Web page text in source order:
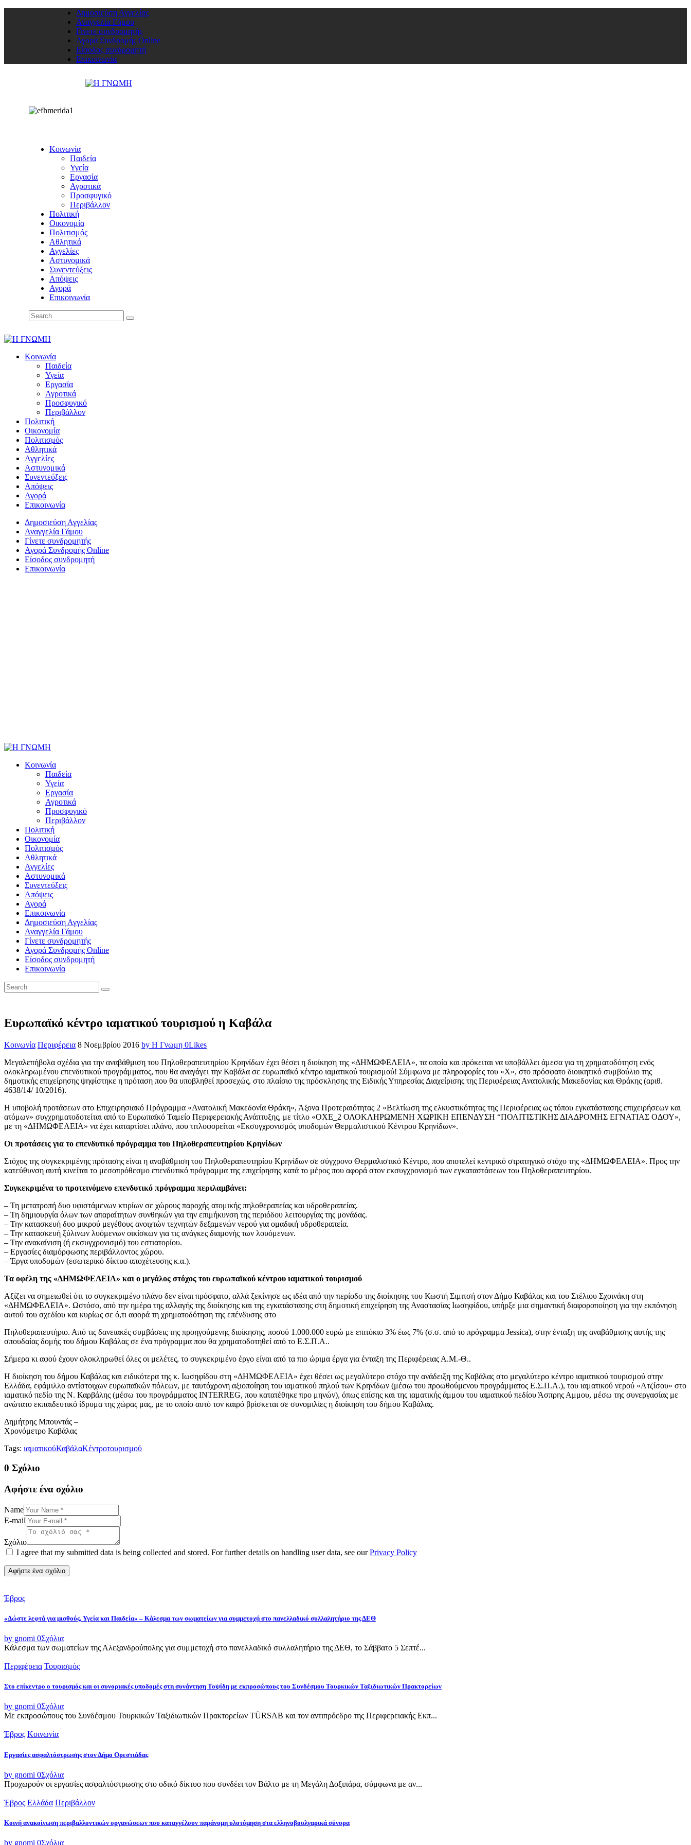
Δημοσιεύση Αγγελίας
Αναγγελία Γάμου
Γίνετε συνδρομητής
Αγορά Συνδρομής Online
Είσοδος συνδρομητή
Επικοινωνία
Κοινωνία
Παιδεία
Υγεία
Εργασία
Αγροτικά
Προσφυγικό
Περιβάλλον
Πολιτική
Οικονομία
Πολιτισμός
Αθλητικά
Αγγελίες
Αστυνομικά
Συνεντεύξεις
Απόψεις
Αγορά
Επικοινωνία
Κοινωνία
Παιδεία
Υγεία
Εργασία
Αγροτικά
Προσφυγικό
Περιβάλλον
Πολιτική
Οικονομία
Πολιτισμός
Αθλητικά
Αγγελίες
Αστυνομικά
Συνεντεύξεις
Απόψεις
Αγορά
Επικοινωνία
Δημοσιεύση Αγγελίας
Αναγγελία Γάμου
Γίνετε συνδρομητής
Αγορά Συνδρομής Online
Είσοδος συνδρομητή
Επικοινωνία
Κοινωνία
Παιδεία
Υγεία
Εργασία
Αγροτικά
Προσφυγικό
Περιβάλλον
Πολιτική
Οικονομία
Πολιτισμός
Αθλητικά
Αγγελίες
Αστυνομικά
Συνεντεύξεις
Απόψεις
Αγορά
Επικοινωνία
Δημοσιεύση Αγγελίας
Αναγγελία Γάμου
Γίνετε συνδρομητής
Αγορά Συνδρομής Online
Είσοδος συνδρομητή
Επικοινωνία
Ευρωπαϊκό κέντρο ιαματικού τουρισμού η Καβάλα
Κοινωνία Περιφέρεια 8 Νοεμβρίου 2016 by Η Γνωμη 0Likes
Μεγαλεπήβολα σχέδια για την αναβάθμιση του Πηλοθεραπευτηρίου Κρηνίδων έχει θέσει η διοίκηση της «ΔΗΜΩΦΕΛΕΙΑ», τα οποία και πρόκειται να υποβάλλει άμεσα για τη χρηματοδότηση ενός
ολοκληρωμένου επενδυτικού προγράμματος, που θα αναγάγει την Καβάλα σε ευρωπαϊκό κέντρο ιαματικού τουρισμού! Σύμφωνα με πληροφορίες του «Χ», στο πρόσφατο διοικητικό συμβούλιο της
δημοτικής επιχείρησης ψηφίστηκε η πρόταση που θα υποβληθεί προσεχώς, στο πλαίσιο της πρόσκλησης της Ειδικής Υπηρεσίας Διαχείρισης της Περιφέρειας Ανατολικής Μακεδονίας και Θράκης (αριθ.
4638/14/ 10/2016).
Η υποβολή προτάσεων στο Επιχειρησιακό Πρόγραμμα «Ανατολική Μακεδονία Θράκη», Άξονα Προτεραιότητας 2 «Βελτίωση της ελκυστικότητας της Περιφέρειας ως τόπου εγκατάστασης επιχειρήσεων και
ατόμων» συγχρηματοδοτείται από το Ευρωπαϊκό Ταμείο Περιφερειακής Ανάπτυξης, με τίτλο «ΟΧΕ_2 ΟΛΟΚΛΗΡΩΜΕΝΗ ΧΩΡΙΚΗ ΕΠΕΝΔΥΣΗ “ΠΟΛΙΤΙΣΤΙΚΗΣ ΔΙΑΔΡΟΜΗΣ ΕΓΝΑΤΙΑΣ ΟΔΟΥ»,
με τη «ΔΗΜΩΦΕΛΕΙΑ» να έχει καταρτίσει πλάνο, που τιτλοφορείται «Εκσυγχρονισμός υποδομών Θερμαλιστικού Κέντρου Κρηνίδων».
Οι προτάσεις για το επενδυτικό πρόγραμμα του Πηλοθεραπευτηρίου Κρηνίδων
Στόχος της συγκεκριμένης πρότασης είναι η αναβάθμιση του Πηλοθεραπευτηρίου Κρηνίδων σε σύγχρονο Θερμαλιστικό Κέντρο, που αποτελεί κεντρικό στρατηγικό στόχο της «ΔΗΜΩΦΕΛΕΙΑ». Προς την
κατεύθυνση αυτή κινείται το μεσοπρόθεσμο επενδυτικό πρόγραμμα της επιχείρησης κατά το μέρος που αφορά στον εκσυγχρονισμό των εγκαταστάσεων του Πηλοθεραπευτηρίου.
Συγκεκριμένα το προτεινόμενο επενδυτικό πρόγραμμα περιλαμβάνει:
– Τη μετατροπή δυο υφιστάμενων κτιρίων σε χώρους παροχής ατομικής πηλοθεραπείας και υδροθεραπείας.
– Τη δημιουργία όλων των απαραίτητων συνθηκών για την επιμήκυνση της περιόδου λειτουργίας της μονάδας.
– Την κατασκευή δυο μικρού μεγέθους ανοιχτών τεχνητών δεξαμενών νερού για ομαδική υδροθεραπεία.
– Την κατασκευή ξύλινων λυόμενων οικίσκων για τις ανάγκες διαμονής των λουόμενων.
– Την ανακαίνιση (ή εκσυγχρονισμό) του εστιατορίου.
– Εργασίες διαμόρφωσης περιβάλλοντος χώρου.
– Έργα υποδομών (εσωτερικό δίκτυο αποχέτευσης κ.α.).
Τα οφέλη της «ΔΗΜΩΦΕΛΕΙΑ» και ο μεγάλος στόχος του ευρωπαϊκού κέντρου ιαματικού τουρισμού
Αξίζει να σημειωθεί ότι το συγκεκριμένο πλάνο δεν είναι πρόσφατο, αλλά ξεκίνησε ως ιδέα από την περίοδο της διοίκησης του Κωστή Σιμιτσή στον Δήμο Καβάλας και του Στέλιου Σχοινάκη στη
«ΔΗΜΩΦΕΛΕΙΑ». Ωστόσο, από την ημέρα της αλλαγής της διοίκησης και της εγκατάστασης στη δημοτική επιχείρηση της Αναστασίας Ιωσηφίδου, υπήρξε μια σημαντική διαφοροποίηση για την εκπόνηση
αυτού του σχεδίου και κυρίως σε ό,τι αφορά τη χρηματοδότηση της επένδυσης στο
Πηλοθεραπευτήριο. Από τις δανειακές συμβάσεις της προηγούμενης διοίκησης, ποσού 1.000.000 ευρώ με επιτόκιο 3% έως 7% (σ.σ. από το πρόγραμμα Jessica), στην ένταξη της αναβάθμισης αυτής της
σπουδαίας δομής του δήμου Καβάλας σε ένα πρόγραμμα που θα χρηματοδοτηθεί από το Ε.Σ.Π.Α..
Σήμερα κι αφού έχουν ολοκληρωθεί όλες οι μελέτες, το συγκεκριμένο έργο είναι από τα πιο ώριμα έργα για ένταξη της Περιφέρειας Α.Μ.-Θ..
Η διοίκηση του δήμου Καβάλας και ειδικότερα της κ. Ιωσηφίδου στη «ΔΗΜΩΦΕΛΕΙΑ» έχει θέσει ως μεγαλύτερο στόχο την ανάδειξη της Καβάλας στο μεγαλύτερο κέντρο ιαματικού τουρισμού στην
Ελλάδα, εφάμιλλο αντίστοιχων ευρωπαϊκών πόλεων, με ταυτόχρονη αξιοποίηση του ιαματικού πηλού των Κρηνίδων (μέσω του προωθούμενου προγράμματος Ε.Σ.Π.Α.), του ιαματικού νερού «Ατζίσου» στο
ιαματικό πεδίο της Ν. Καρβάλης (μέσω του προγράμματος INTERREG, που κατατέθηκε προ μηνών), όπως επίσης και της ιαματικής άμμου του ιαματικού πεδίου Άσπρης Αμμου, μέσω της συνεργασίας με
ανώτατο εκπαιδευτικό ίδρυμα της χώρας μας, με το οποίο αυτό τον καιρό βρίσκεται σε συνομιλίες η διοίκηση του δήμου Καβάλας.
Δημήτρης Μπουντάς –
Χρονόμετρο Καβάλας
Tags: ιαματικούΚαβάλαΚέντροτουρισμού
0 Σχόλιο
Αφήστε ένα σχόλιο
Name
E-mail
Σχόλιο
I agree that my submitted data is being collected and stored. For further details on handling user data, see ourPrivacy Policy
Έβρος
«Δώστε λεφτά για μισθούς, Υγεία και Παιδεία» – Κάλεσμα των σωματείων για συμμετοχή στο πανελλαδικό συλλαλητήριο της ΔΕΘ
by gnomi 0Σχόλια
Κάλεσμα των σωματείων της Αλεξανδρούπολης για συμμετοχή στο πανελλαδικό συλλαλητήριο της ΔΕΘ, το Σάββατο 5 Σεπτέ...
Περιφέρεια Τουρισμός
Στο επίκεντρο ο τουρισμός και οι συνοριακές υποδομές στη συνάντηση Τοψίδη με εκπροσώπους του Συνδέσμου Τουρκικών Ταξιδιωτικών Πρακτορείων
by gnomi 0Σχόλια
Με εκπροσώπους του Συνδέσμου Τουρκικών Ταξιδιωτικών Πρακτορείων TÜRSAB και τον αντιπρόεδρο της Περιφερειακής Εκπ...
Έβρος Κοινωνία
Εργασίες ασφαλτόστρωσης στον Δήμο Ορεστιάδας
by gnomi 0Σχόλια
Προχωρούν οι εργασίες ασφαλτόστρωσης στο οδικό δίκτυο που συνδέει τον Βάλτο με τη Μεγάλη Δοξιπάρα, σύμφωνα με αν...
Έβρος Ελλάδα Περιβάλλον
Κοινή ανακοίνωση περιβαλλοντικών οργανώσεων που καταγγέλουν παράνομη υλοτόμηση στα ελληνοβουλγαρικά σύνορα
by gnomi 0Σχόλια